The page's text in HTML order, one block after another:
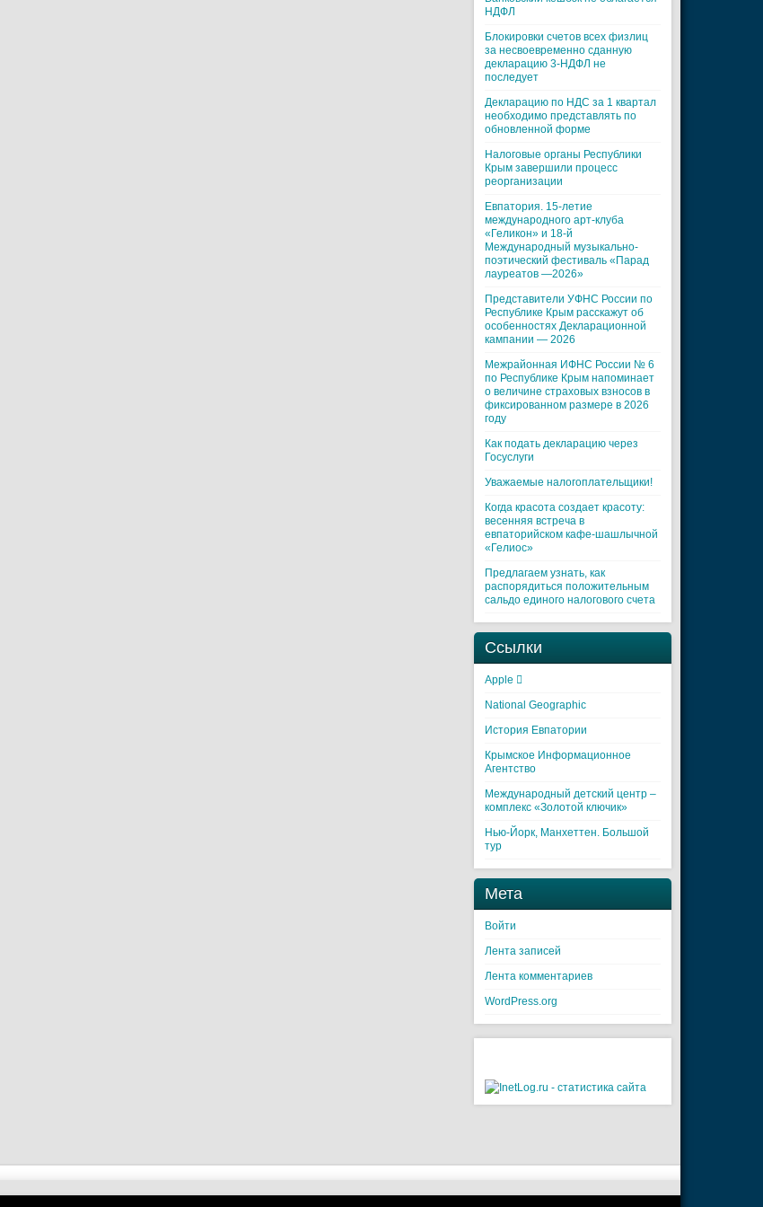
НДФЛ
Блокировки счетов всех физлиц
за несвоевременно сданную
декларацию 3-НДФЛ не
последует
Декларацию по НДС за 1 квартал
необходимо представлять по
обновленной форме
Налоговые органы Республики
Крым завершили процесс
реорганизации
Евпатория. 15-летие
международного арт-клуба
«Геликон» и 18-й
Международный музыкально-
поэтический фестиваль «Парад
лауреатов —2026»
Представители УФНС России по
Республике Крым расскажут об
особенностях Декларационной
кампании — 2026
Межрайонная ИФНС России № 6
по Республике Крым напоминает
о величине страховых взносов в
фиксированном размере в 2026
году
Как подать декларацию через
Госуслуги
Уважаемые налогоплательщики!
Когда красота создает красоту:
весенняя встреча в
евпаторийском кафе-шашлычной
«Гелиос»
Предлагаем узнать, как
распорядиться положительным
сальдо единого налогового счета
Ссылки
Apple 
National Geographic
История Евпатории
Крымское Информационное
Агентство
Международный детский центр –
комплекс «Золотой ключик»
Нью-Йорк, Манхеттен. Большой
тур
Мета
Войти
Лента записей
Лента комментариев
WordPress.org